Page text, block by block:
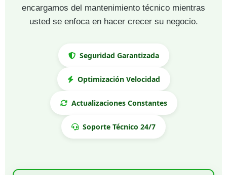
encargamos del mantenimiento técnico mientras
usted se enfoca en hacer crecer su negocio.
Seguridad Garantizada
Optimización Velocidad
Actualizaciones Constantes
Soporte Técnico 24/7